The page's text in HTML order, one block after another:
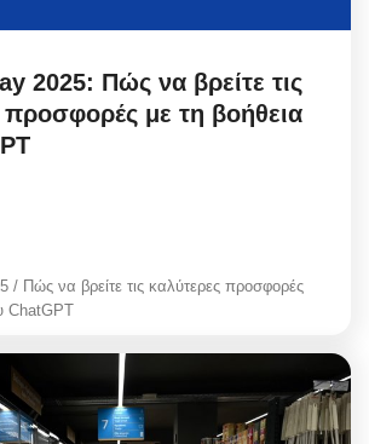
2025: Πώς να βρείτε τις
προσφορές με τη βοήθεια
/ Πώς να βρείτε τις καλύτερες προσφορές
ChatGPT